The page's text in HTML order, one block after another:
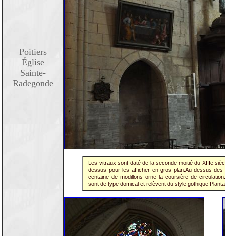
Poitiers
Église
Sainte-
Radegonde
Les vitraux sont daté de la seconde moitié du XIIIe
dessus pour les afficher en gros plan.Au-dessus
centaine de modillons orne la coursière de
sont de type domical et relèvent du style gothique